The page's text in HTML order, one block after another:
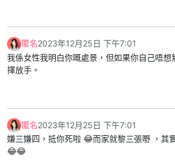
會招呼客人。但係幾次後佢會直接同我講約左
佢。我同佢講我想識佢啲朋友，佢答我話唔
比佢拒絕。
我自己覺得為左日後生活和諧啲互相融入對方
以多個共同話題。我有邀請過佢見我朋友，佢
我地fb/ig系兩年前呃交後隱藏左所有合照，個
地唔捨得對方又一齊返。但個次之後我就系男
account消失左，我會keep住大事大節/拍拖
外就表現到自己好似單身咁，其他人見到可能
匿名2023年12月25日 下午7:01
我係女性我明白你嘅處景，但如果你自己唔想
擇放手。
匿名2023年12月25日 下午7:01
嫌三嫌四，抵你死啦 😂而家就黎三張嘢 ，其
😂😂